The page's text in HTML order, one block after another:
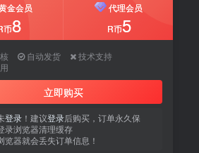
金会员
币8
代理会员
R币5
自动发货
技术支持
立即购买
登录 ！建议登录后购买，订单永久保
录浏览器清理缓存
览器就会丢失订单信息！
金会员
币8
代理会员
R币5
自动发货
技术支持
立即购买
登录 ！建议登录后购买，订单永久保
录浏览器清理缓存
览器就会丢失订单信息！